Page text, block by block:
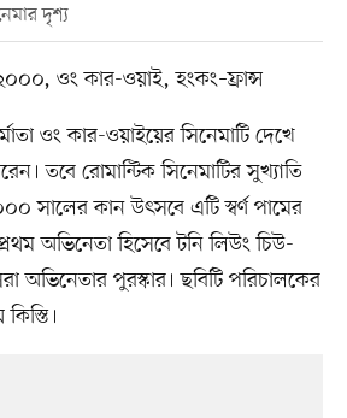
দৃশ্য
ওং কার-ওয়াই, হংকং–ফ্রান্স
ওং কার-ওয়াইয়ের সিনেমাটি দেখে
তবে রোমান্টিক সিনেমাটির সুখ্যাতি
সালের কান উৎসবে এটি স্বর্ণ পামের
অভিনেতা হিসেবে টনি লিউং চিউ-
অভিনেতার পুরস্কার। ছবিটি পরিচালকের